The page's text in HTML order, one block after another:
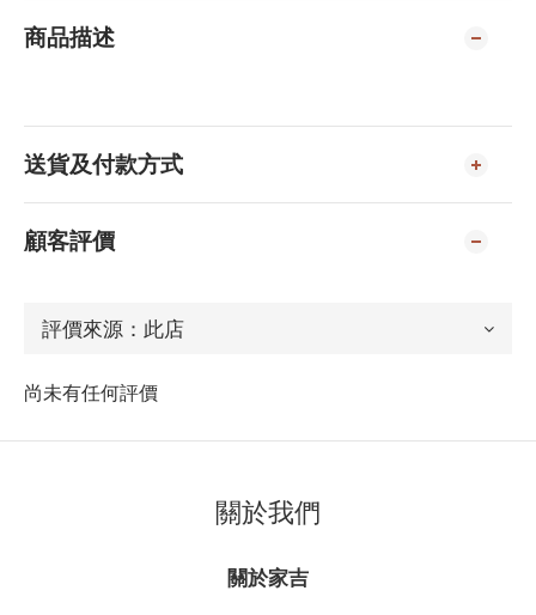
商品描述
送貨及付款方式
顧客評價
尚未有任何評價
關於我們
關於家吉